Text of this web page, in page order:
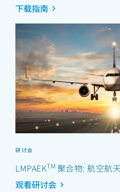
下载指南
研讨会
LMPAEKTM 聚合物: 航空航
观看研讨会